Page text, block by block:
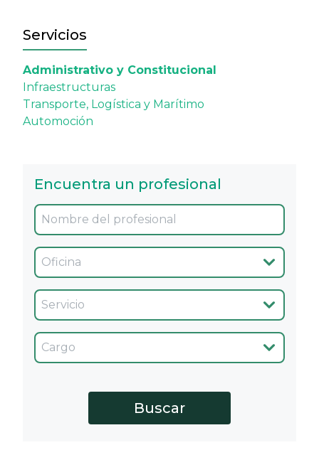
Servicios
Administrativo y Constitucional
Infraestructuras
Transporte, Logística y Marítimo
Automoción
Encuentra un profesional
Oficina
Servicio
Cargo